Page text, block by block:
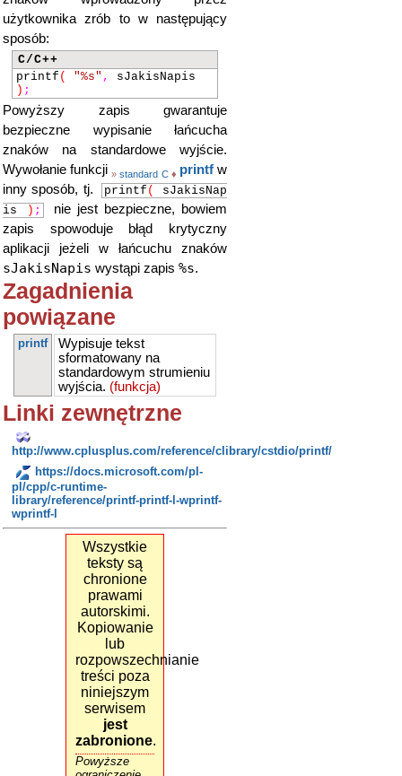
użytkownika zrób to w następujący
sposób:
C/C++
printf ( "%s" ,
sJakisNapis
) ;
Powyższy zapis gwarantuje
bezpieczne wypisanie łańcucha
znaków na standardowe wyjście.
Wywołanie funkcji»standard C♦ printfw
inny sposób, tj.
printf (
sJakisNap
is
) ;
nie jest bezpieczne, bowiem
zapis spowoduje błąd krytyczny
aplikacji jeżeli w łańcuchu znaków
sJakisNapis wystąpi zapis %s.
Zagadnienia
powiązane
printf
Wypisuje tekst
sformatowany na
standardowym strumieniu
wyjścia. (funkcja)
Linki zewnętrzne
http://www.cplusplus.com/reference/clibrary/cstdio/printf/
https://docs.microsoft.com/pl-
pl/cpp/c-runtime-
library/reference/printf-printf-l-wprintf-
wprintf-l
Wszystkie
teksty są
chronione
prawami
autorskimi.
Kopiowanie
lub
rozpowszechnianie
treści poza
niniejszym
serwisem
jest
zabronione.
Powyższe